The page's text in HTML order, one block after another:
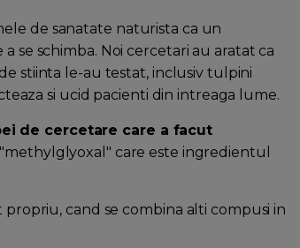
de sanatate naturista ca un
se schimba. Noi cercetari au aratat ca
stiinta le-au testat, inclusiv tulpini
si ucid pacienti din intreaga lume.
de cercetare care a facut
care este ingredientul
cand se combina alti compusi in